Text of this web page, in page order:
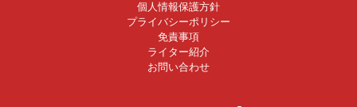
個人情報保護方針
プライバシーポリシー
免責事項
ライター紹介
お問い合わせ